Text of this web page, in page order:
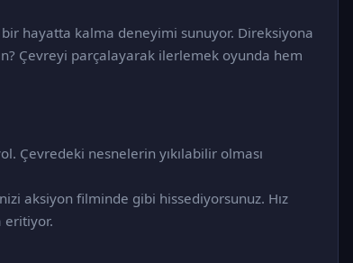
hayatta kalma deneyimi sunuyor. Direksiyona
Çevreyi parçalayarak ilerlemek oyunda hem
Çevredeki nesnelerin yıkılabilir olması
aksiyon filminde gibi hissediyorsunuz. Hız
eritiyor.